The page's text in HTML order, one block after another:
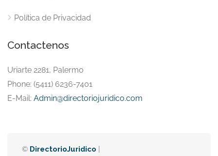
Política de Privacidad
Contactenos
Uriarte 2281, Palermo
Phone: (5411) 6236-7401
E-Mail: Admin@directoriojuridico.com
© DirectorioJuridico